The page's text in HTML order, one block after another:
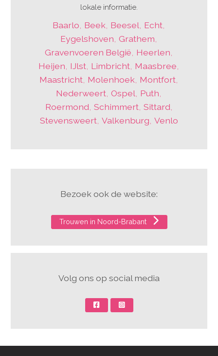
lokale informatie.
Baarlo Beek Beesel Echt
Eygelshoven ,Grathem
Gravenvoeren België Heerlen
Heijen IJlst Limbricht Maasbree
Maastricht Molenhoek Montfort
Nederweert ,Ospel Puth
Roermond Schimmert, Sittard
Stevensweert, Valkenburg Venlo
Bezoek ook de website:
Trouwen in Noord-Brabant
Volg ons op social media